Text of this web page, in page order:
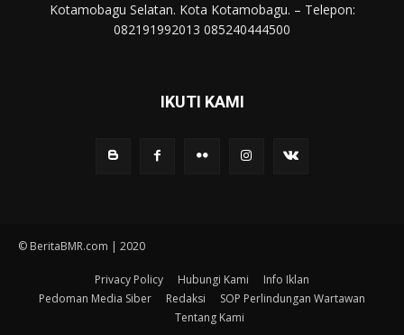
Kotamobagu Selatan. Kota Kotamobagu. – Telepon:
082191992013 085240444500
IKUTI KAMI
© BeritaBMR.com | 2020
Privacy Policy Hubungi Kami
Info Iklan
Pedoman Media Siber
Redaksi
SOP Perlindungan Wartawan
Tentang Kami